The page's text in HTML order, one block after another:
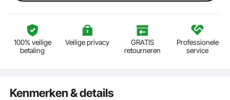
100% veilige
betaling
Veilige privacy
GRATIS
retourneren
Professionele
service
Kenmerken & details